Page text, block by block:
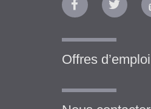
Offres d’emploi